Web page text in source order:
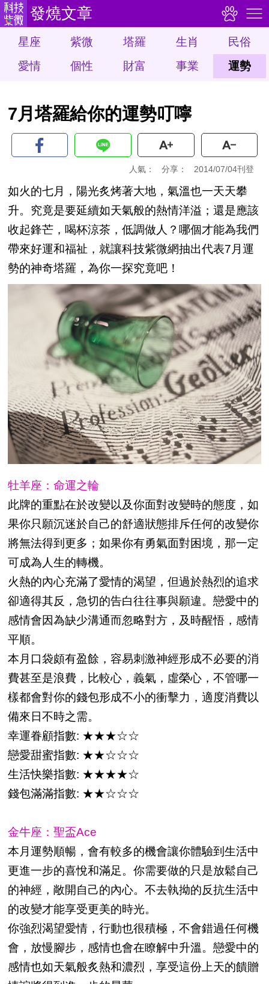
發燒文章
星座 紫微 塔羅 生肖
民俗
愛情
個性 財富 事業 運勢
7月塔羅給你的運勢叮嚀
人氣： 分享： 2014/07/04刊登
如火的七月，陽光炙烤著大地，氣溫也一天天攀
升。究竟是要延續如天氣般的熱情洋溢；還是應該
收起鋒芒，喝杯涼茶，低調做人？哪個才能為我們
帶來好運和福祉，就讓科技紫微網抽出代表7月運
勢的神奇塔羅，為你一探究竟吧！
牡羊座：命運之輪
此牌的重點在於改變以及你面對改變時的態度，如
果你只願沉迷於自己的舒適狀態排斥任何的改變你
將無法得到更多；如果你有勇氣面對困境，那一定
可成為人生的轉機。
火熱的內心充滿了愛情的渴望，但過於熱烈的追求
卻適得其反，急切的告白往往事與願違。戀愛中的
感情會因為缺少溝通而忽略對方，及時醒悟，感情
平順。
本月口袋頗有盈餘，容易刺激神經形成不必要的消
費甚至是浪費，比較心，義氣，虛榮心，不管哪一
樣都會對你的錢包形成不小的衝擊力，適度消費以
備來日不時之需。
幸運眷顧指數: ★★★☆☆
戀愛甜蜜指數: ★★☆☆☆
生活快樂指數: ★★★★☆
錢包滿滿指數: ★★☆☆☆
金牛座：聖盃Ace
本月運勢順暢，會有較多的機會讓你體驗到生活中
更進一步的喜悅和滿足。你需要做的只是放鬆自己
的神經，敞開自己的內心。不去執拗的反抗生活中
的改變才能享受更美的時光。
你強烈渴望愛情，行動也很積極，不會錯過任何機
會，放慢腳步，感情也會在瞭解中升溫。戀愛中的
感情也如天氣般炙熱和濃烈，享受這份上天的饋贈